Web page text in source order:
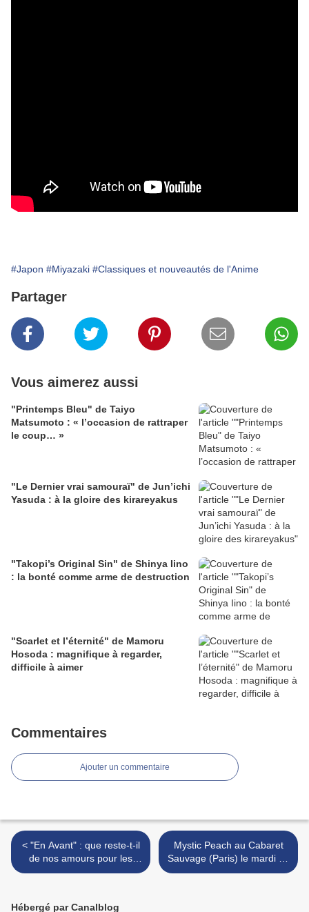
#Japon #Miyazaki #Classiques et nouveautés de l'Anime
Partager
Vous aimerez aussi
"Printemps Bleu" de Taiyo
Matsumoto : « l’occasion de rattraper
le coup… »
"Le Dernier vrai samouraï" de Jun’ichi
Yasuda : à la gloire des kirareyakus
"Takopi’s Original Sin" de Shinya Iino
: la bonté comme arme de destruction
"Scarlet et l’éternité" de Mamoru
Hosoda : magnifique à regarder,
difficile à aimer
Commentaires
Ajouter un commentaire
< "En Avant" : que reste-t-il
de nos amours pour les
Studios Pixar ?
Mystic Peach au Cabaret
Sauvage (Paris) le mardi 10
mars en première partie de
Hébergé par Canalblog